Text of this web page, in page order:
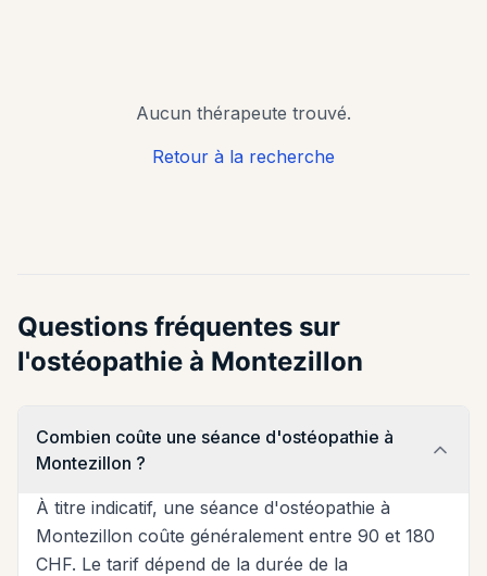
Aucun thérapeute trouvé.
Retour à la recherche
Questions fréquentes sur
l'ostéopathie à Montezillon
Combien coûte une séance d'ostéopathie à
Montezillon ?
À titre indicatif, une séance d'ostéopathie à
Montezillon coûte généralement entre 90 et 180
CHF. Le tarif dépend de la durée de la